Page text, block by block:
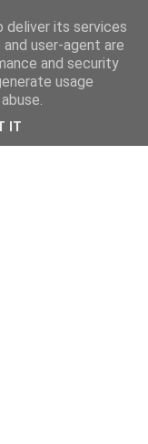
deliver its services
user-agent are
and security
usage
IT